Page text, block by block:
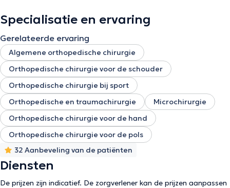
Specialisatie en ervaring
Gerelateerde ervaring
Algemene orthopedische chirurgie
Orthopedische chirurgie voor de schouder
Orthopedische chirurgie bij sport
Orthopedische en traumachirurgie
Microchirurgie
Orthopedische chirurgie voor de hand
Orthopedische chirurgie voor de pols
32 Aanbeveling van de patiënten
Diensten
De prijzen zijn indicatief. De zorgverlener kan de prijzen aanpassen